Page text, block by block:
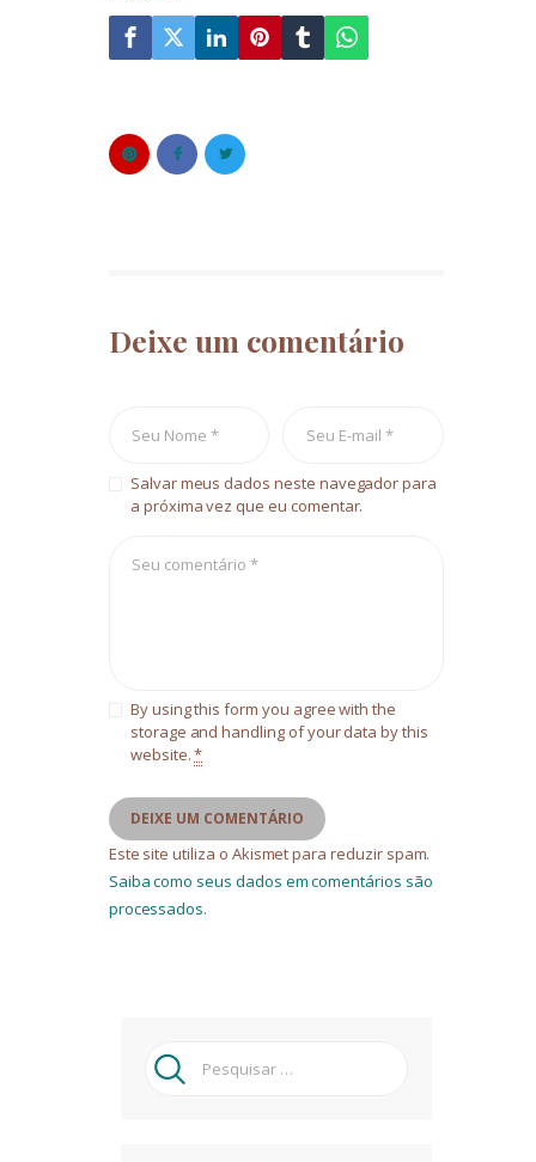
Deixe um comentário
Salvar meus dados neste navegador para
a próxima vez que eu comentar.
By using this form you agree with the
storage and handling of your data by this
website.*
Este site utiliza o Akismet para reduzir spam.
Saiba como seus dados em comentários são
processados.
Pesquisar
por: